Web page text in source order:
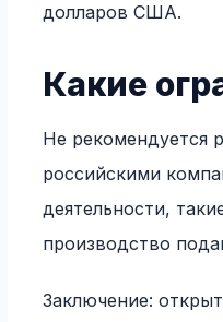
долларов США.
Какие
Не рекомендуется
российскими
деятельности,
производство
Заключение: